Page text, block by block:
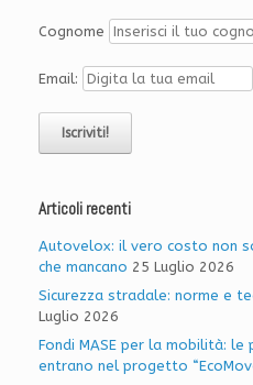
Cognome
Email:
Articoli recenti
Autovelox: il vero costo non
che mancano 25 Luglio 2026
Sicurezza stradale: norme e
Luglio 2026
Fondi MASE per la mobilità:
entrano nel progetto